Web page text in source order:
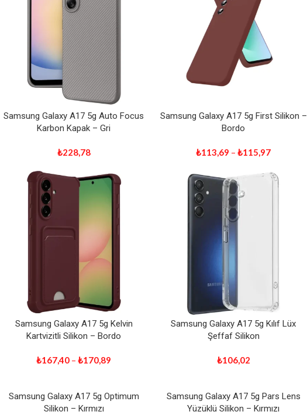
Samsung Galaxy A17 5g Auto Focus
Karbon Kapak – Gri
₺228,78
Samsung Galaxy A17 5g First Silikon –
Bordo
₺113,69 –₺115,97
Samsung Galaxy A17 5g Kelvin
Kartvizitli Silikon – Bordo
₺167,40 –₺170,89
Samsung Galaxy A17 5g Kılıf Lüx
Şeffaf Silikon
₺106,02
Samsung Galaxy A17 5g Optimum
Silikon – Kırmızı
Samsung Galaxy A17 5g Pars Lens
Yüzüklü Silikon – Kırmızı